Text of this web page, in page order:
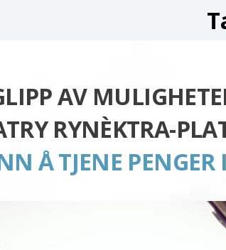
AV
RYNÈKTRA-
Å TJENE PENGER